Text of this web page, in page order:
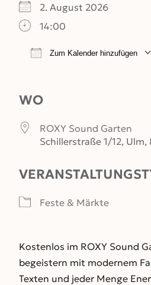
2. August 2026
14:00
Zum Kalender hinzufügen
WO
ROXY Sound Garten
Schillerstraße 1/12, Ulm,
Feste & Märkte
Kostenlos im ROXY Sound
begeistern mit modernem
Texten und jeder Menge